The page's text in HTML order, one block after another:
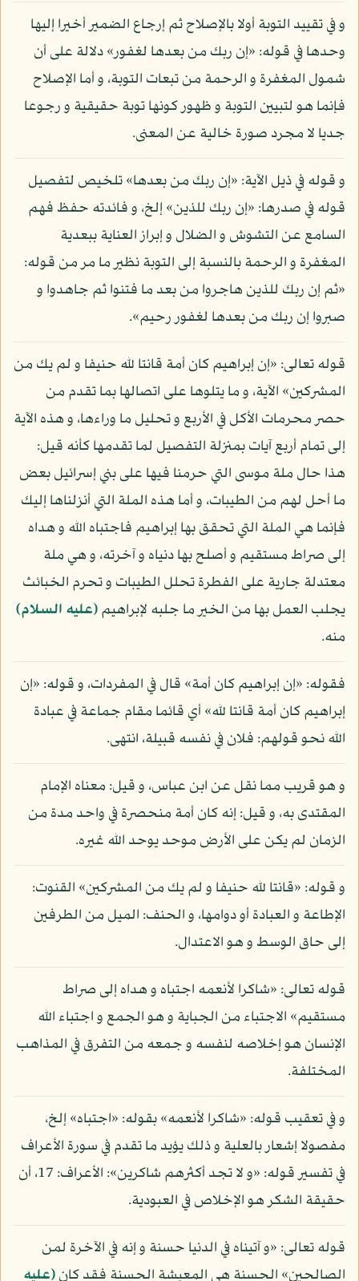
و في تقييد التوبة أولا بالإصلاح ثم إرجاع الضمير أخيرا إليها
وحدها في قوله: «إن ربك من بعدها لغفور» دلالة على أن
شمول المغفرة و الرحمة من تبعات التوبة، و أما الإصلاح
فإنما هو لتبيين التوبة و ظهور كونها توبة حقيقية و رجوعا
جديا لا مجرد صورة خالية عن المعنى.
و قوله في ذيل الآية: «إن ربك من بعدها» تلخيص لتفصيل
قوله في صدرها: «إن ربك للذين» إلخ، و فائدته حفظ فهم
السامع عن التشوش و الضلال و إبراز العناية ببعدية
المغفرة و الرحمة بالنسبة إلى التوبة نظير ما مر من قوله:
«ثم إن ربك للذين هاجروا من بعد ما فتنوا ثم جاهدوا و
صبروا إن ربك من بعدها لغفور رحيم».
قوله تعالى: «إن إبراهيم كان أمة قانتا لله حنيفا و لم يك من
المشركين» الآية، و ما يتلوها على اتصالها بما تقدم من
حصر محرمات الأكل في الأربع و تحليل ما وراءها، و هذه الآية
إلى تمام أربع آيات بمنزلة التفصيل لما تقدمها كأنه قيل:
هذا حال ملة موسى التي حرمنا فيها على بني إسرائيل بعض
ما أحل لهم من الطيبات، و أما هذه الملة التي أنزلناها إليك
فإنما هي الملة التي تحقق بها إبراهيم فاجتباه الله و هداه
إلى صراط مستقيم و أصلح بها دنياه و آخرته، و هي ملة
معتدلة جارية على الفطرة تحلل الطيبات و تحرم الخبائث
يجلب العمل بها من الخير ما جلبه لإبراهيم(عليه السلام)
منه.
فقوله: «إن إبراهيم كان أمة» قال في المفردات، و قوله: «إن
إبراهيم كان أمة قانتا لله» أي قائما مقام جماعة في عبادة
الله نحو قولهم: فلان في نفسه قبيلة، انتهى.
و هو قريب مما نقل عن ابن عباس، و قيل: معناه الإمام
المقتدى به، و قيل: إنه كان أمة منحصرة في واحد مدة من
الزمان لم يكن على الأرض موحد يوحد الله غيره.
و قوله: «قانتا لله حنيفا و لم يك من المشركين» القنوت:
الإطاعة و العبادة أو دوامها، و الحنف: الميل من الطرفين
إلى حاق الوسط و هو الاعتدال.
قوله تعالى: «شاكرا لأنعمه اجتباه و هداه إلى صراط
مستقيم» الاجتباء من الجباية و هو الجمع و اجتباء الله
الإنسان هو إخلاصه لنفسه و جمعه من التفرق في المذاهب
المختلفة.
و في تعقيب قوله: «شاكرا لأنعمه» بقوله: «اجتباه» إلخ،
مفصولا إشعار بالعلية و ذلك يؤيد ما تقدم في سورة الأعراف
في تفسير قوله: «و لا تجد أكثرهم شاكرين»: الأعراف: 17، أن
حقيقة الشكر هو الإخلاص في العبودية.
قوله تعالى: «و آتيناه في الدنيا حسنة و إنه في الآخرة لمن
الصالحين» الحسنة هي المعيشة الحسنة فقد كان(عليه